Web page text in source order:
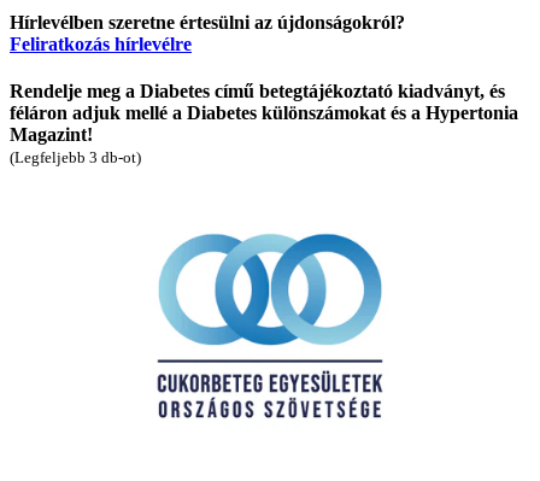
Hírlevélben szeretne értesülni az újdonságokról?
Feliratkozás hírlevélre
Rendelje meg a Diabetes című betegtájékoztató kiadványt, és
féláron adjuk mellé a Diabetes különszámokat és a Hypertonia
Magazint!
(Legfeljebb 3 db-ot)